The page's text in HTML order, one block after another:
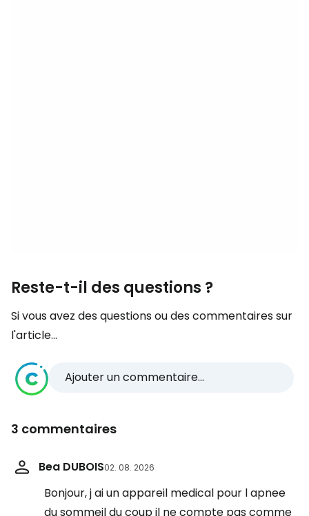
Reste-t-il des questions ?
Si vous avez des questions ou des commentaires sur
l'article...
Ajouter un commentaire...
3 commentaires
Bea DUBOIS02. 08. 2026
Bonjour, j ai un appareil medical pour l apnee
du sommeil du coup il ne compte pas comme